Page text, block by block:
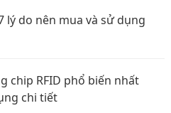
lý do nên mua và sử dụng
chip RFID phổ biến nhất
chi tiết